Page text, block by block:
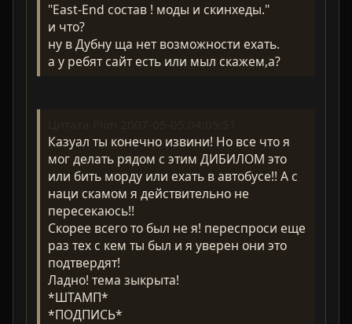
"East-End состав ! моды и скинхеды."
и что?
ну в Дубну ща нет возможности ехать.
а у ребят сайт есть или мыл скажем,а?
Казуал ты конечно извини! Но все что я
мог делать рядом с этим ДИБИЛОМ это
или бить морду или ехать в автобусе!! А с
наци скамом я действительно не
пересекаюсь!!
Скорее всего то был не я! переспроси еще
раз тех с кем ты был и я уверен они это
подтвердят!
Ладно! тема зыкрыта!
*ШТАМП*
*ПОДПИСЬ*